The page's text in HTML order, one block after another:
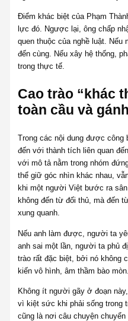
Điểm khác biệt của Phạm
lực đó. Ngược lại, ông chấp
quen thuộc của nghề luật. Nếu
đến cùng. Nếu xây hệ thống,
trong thực tế.
Cao trào “khác
toàn cầu và
Trong các nội dung được công
đến với thành tích liên quan
với mô tả nằm trong nhóm
thể giữ góc nhìn khác nhau,
khi một người Việt bước ra
không đến từ đối thủ, mà đến
xung quanh.
Nếu anh làm được, người ta
anh sai một lần, người ta phủ
trào rất đặc biệt, bởi nó không
kiến vô hình, âm thầm bào mòn.
Không ít người gãy ở đoạn
vì kiệt sức khi phải sống trong
cũng là nơi câu chuyện